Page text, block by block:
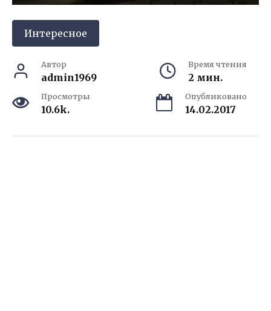
Интересное
Автор
admin1969
Время чтения
2 мин.
Просмотры
10.6k.
Опубликовано
14.02.2017